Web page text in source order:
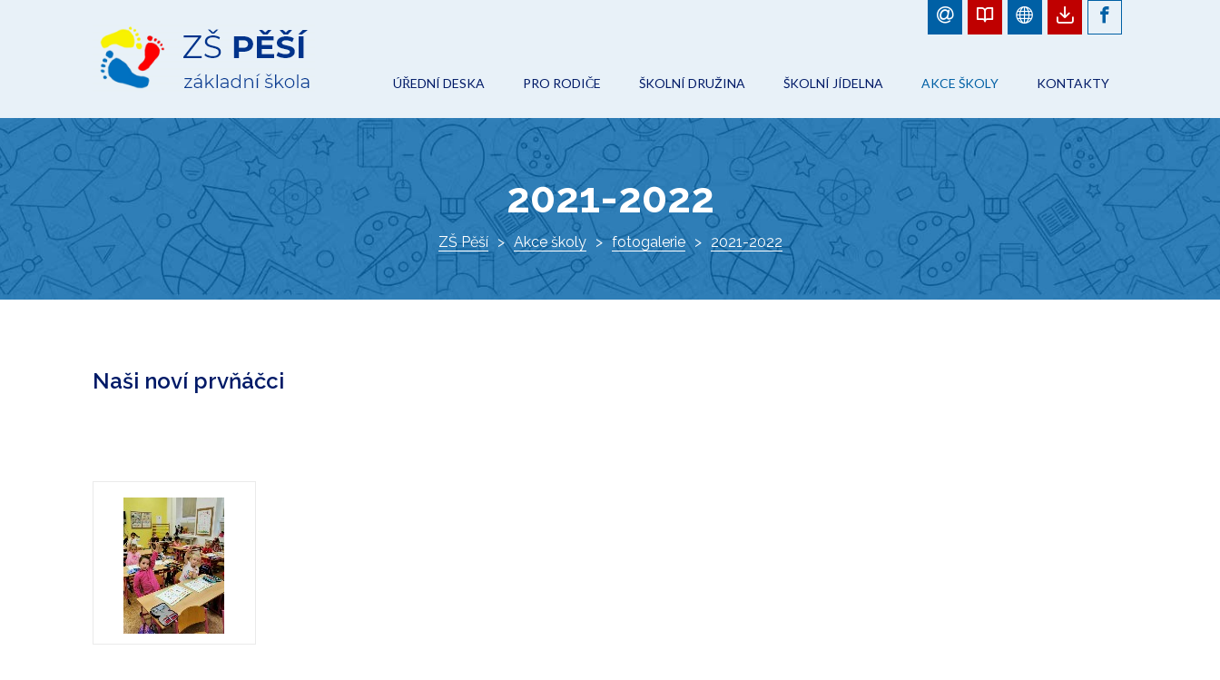
ZŠ
Pěší
ÚŘEDNÍ DESKA
POVINNÉ (VEŘEJNÉ) INFORMACE
ROZPOČET
VEŘEJNÉ ZAKÁZKY
PROJEKTY
DOKUMENTY
PRO RODIČE
ON-LINE VÝUKA
ŠKOLNÍ ŘÁD
ŠKOLSKÁ RADA
ZÁPIS DO 1. TŘÍDY
VÝCHOVNÝ PORADCE
ŠKOLNÍ DRUŽINA
AKCE
KROUŽKY
DOKUMENTY
KONTAKTY
ŠKOLNÍ JÍDELNA
OBJEDNÁVKY JÍDEL
ŘÁD ŠKOLNÍHO STRAVOVÁNÍ
INFORMACE
KONTAKTY
AKCE ŠKOLY
FOTOGALERIE
PLÁN AKCÍ
AKCE ŠKOLY
KONTAKTY
ŠKOLA
PRACOVNÍCI ŠKOLY
ŠKOLNÍ JÍDELNA
ŠKOLNÍ DRUŽINA
2021-2022
ZŠ Pěší Akce školy fotogalerie 2021-2022
Naši noví prvňáčci